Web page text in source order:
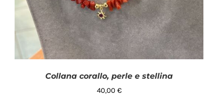
Collana corallo, perle e stellina
40,00 €